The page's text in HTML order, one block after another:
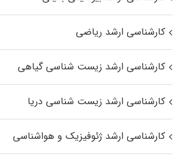
کارشناسی ارشد ریاضی
کارشناسی ارشد زیست‌ شناسی گیاهی
کارشناسی ارشد زیست‌ شناسی دریا
کارشناسی ارشد ژئوفیزیک و هواشناسی